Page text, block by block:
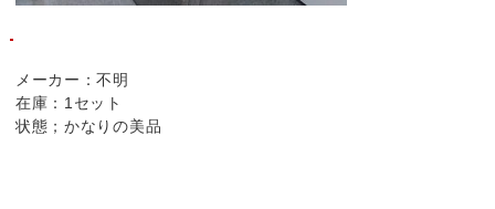
メーカー：不明
在庫：1セット
状態；かなりの美品